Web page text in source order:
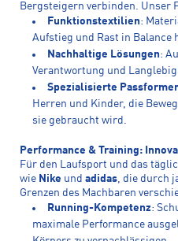
Bergsteigern verbinden. Unser
Funktionstextilien:
Aufstieg und Rast in Balance
Nachhaltige Lösungen:
Verantwortung und
Spezialisierte
Herren und Kinder, die
sie gebraucht wird.
Performance & Training:
Für den Laufsport und das
wie Nike und adidas, die durch
Grenzen des Machbaren
Running-Kompetenz:
maximale Performance